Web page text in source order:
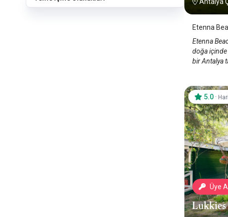
Etenna
Etenna
doğa
bir Antalya
Üye
Lukkies
5.0 ·